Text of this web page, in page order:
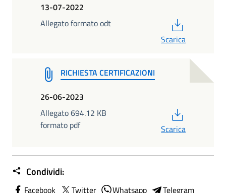
13-07-2022
Allegato formato odt
Scarica
RICHIESTA CERTIFICAZIONI
26-06-2023
Allegato 694.12 KB
formato pdf
Scarica
Condividi:
Facebook Twitter Whatsapp
Telegram